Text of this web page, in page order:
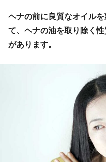
ヘナの前に良質なオイル
て、ヘナの油を取り除く
があります。